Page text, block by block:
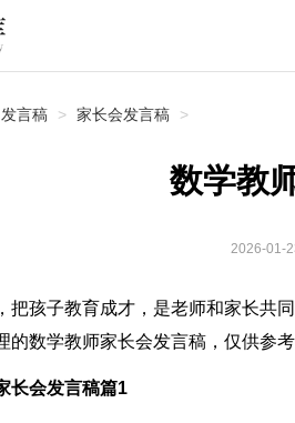
发言稿 > 家长会发言稿 >
数学教
2026-01-
把孩子教育成才，是老师和家长共
的数学教师家长会发言稿，仅供参考
长会发言稿篇1